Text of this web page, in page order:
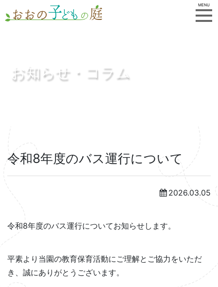
MENU
お知らせ・コラム
令和8年度のバス運行について
2026.03.05
令和8年度のバス運行についてお知らせします。
平素より当園の教育保育活動にご理解とご協力をいただ
き、誠にありがとうございます。